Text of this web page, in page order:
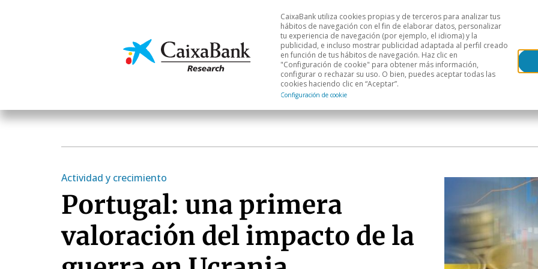
Economía y mercados Análisis sectorial Áreas geográficas
CaixaBank utiliza cookies propias y de terceros para analizar tus
hábitos de navegación con el fin de elaborar datos, personalizar
tu experiencia de navegación (por ejemplo, el idioma) y la
publicidad, e incluso mostrar publicidad adaptada al perfil creado
en función de tus hábitos de navegación. Haz clic en
"Configuración de cookie" para obtener más información,
configurar o rechazar su uso. O bien, puedes aceptar todas las
cookies haciendo clic en “Aceptar”.
Configuración de cookie
Actividad y crecimiento
Portugal: una primera
valoración del impacto de la